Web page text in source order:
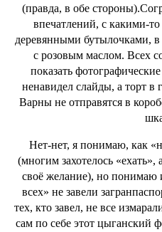
(правда, в обе
впечатлений, с какими-
деревянными бутылочками,
с розовым маслом. Всех
показать
ненавидел слайды, а торт в
Варны не отправятся в
Нет-нет, я понимаю, как
(многим захотелось «ехать»,
своё желание), но понимаю
всех» не завели
тех, кто завел, не все
сам по себе этот цыганский